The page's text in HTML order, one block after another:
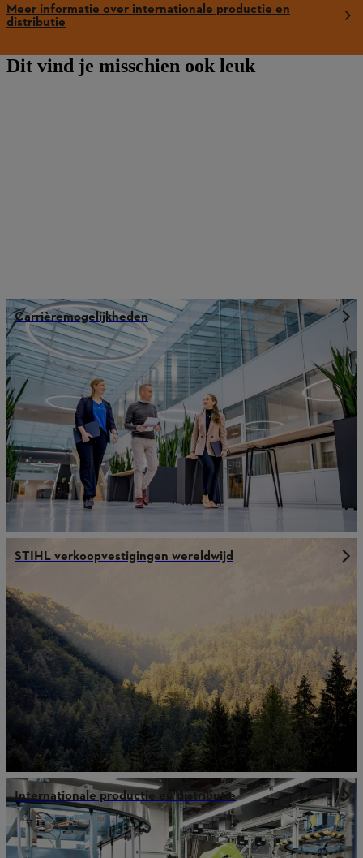
Meer informatie over internationale productie en
distributie
Dit vind je misschien ook leuk
Carrièremogelijkheden
STIHL verkoopvestigingen wereldwijd
Internationale productie en distributie